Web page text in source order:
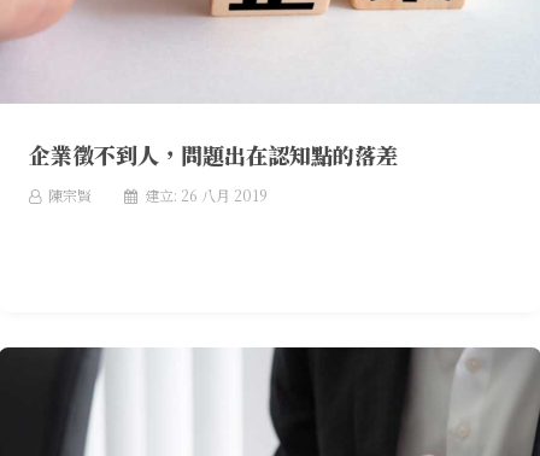
企業徵不到人，問題出在認知點的落差
陳宗賢 建立: 26 八月 2019